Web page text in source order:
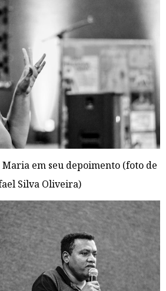
Maria em seu depoimento (foto de
Silva Oliveira)